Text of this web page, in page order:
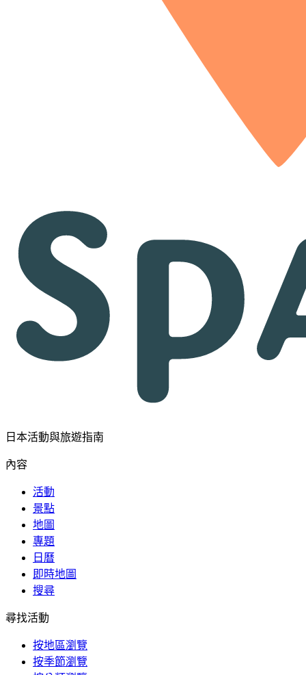
日本活動與旅遊指南
內容
活動
景點
地圖
專題
日曆
即時地圖
搜尋
尋找活動
按地區瀏覽
按季節瀏覽